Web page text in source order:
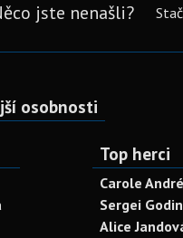
jste nenašli?
osobnosti
Top herci
Carole André
Sergei Godin
Alice